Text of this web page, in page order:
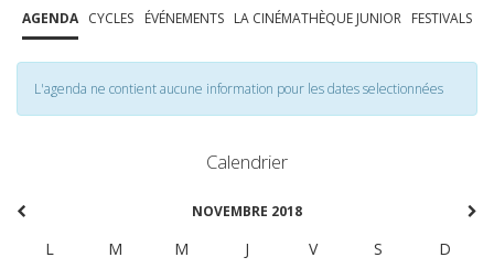
AGENDA CYCLES ÉVÉNEMENTS LA CINÉMATHÈQUE JUNIOR FESTIVALS
L'agenda ne contient aucune information pour les dates selectionnées
Calendrier
NOVEMBRE 2018
L M M J V S
D